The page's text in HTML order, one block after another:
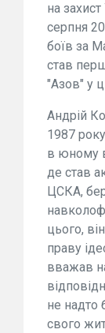
на
серпня
боїв за
став
"Азов" у
Андрій
1987
в юному
де став
ЦСКА,
цього,
праву
вважав
не надто
свого